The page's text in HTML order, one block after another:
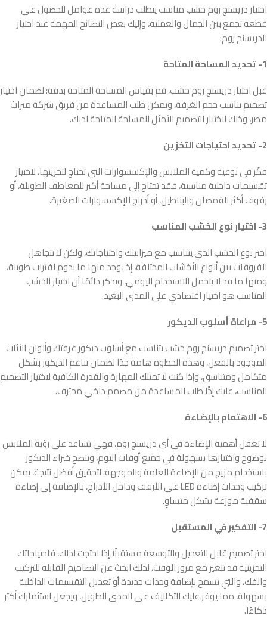
اختيار دريسنج روم خشب مناسب يتطلب دراسة عدة عوامل للحصول على
قطعة تجمع بين الجمال والعملية، وإليك بعض النصائح المهمة عند اختيار
الدريسنج روم:
1- تحديد المساحة المتاحة
قبل اختيار دريسنج روم خشب، قم بقياس المساحة المتاحة بدقة؛ لضمان اختيار
تصميم يناسب حجم الغرفة، ويمكن طلب المساعدة من فريق شركة ميراث
مصر، وذلك لاختيار التصميم الأمثل للمساحة المتاحة لديك.
2- تحديد احتياجات التخزين
فكّر في نوعية وكمية الملابس والإكسسوارات التي تحتاج لتخزينها، لاختيار
تقسيمات داخلية مناسبة، فقد تحتاج إلى مساحة أكبر للمعاطف الطويلة، أو
رفوف أكثر للقمصان والبناطيل، أو أدراج للإكسسوارات الصغيرة.
3- اختيار نوع الخشب المناسب
اختر نوع الخشب الذي يتناسب مع ميزانيتك واحتياجاتك، ولكن لا تتجاهل
الفروقات بين أنواع الأخشاب المختلفة، إذ يوجد منها ما يدوم لفترات طويلة،
ومنها ما قد لا يتحمل الاستخدام اليومي، وتذكر دائمًا أن اختيار الخشب
المناسب هو اختيار اقتصادي على المدى البعيد.
5- مراعاة أسلوب الديكور
اختر تصميم دريسنج روم خشب يتناسب مع أسلوب ديكور غرفتك وألوان الأثاث
الموجود بالفعل، وهذه الخطوة هامة جدًا لضمان تناغم الديكور بشكل
متكامل ومتناسق، وإذا كنت لا تمتلك المهارة والقدرة الكافية لاختيار التصميم
المناسب، عليك إذًا طلب المساعدة من مصمم داخلي محترف.
6- الاهتمام بالإضاءة
لا تغفل أهمية الإضاءة في أي دريسنج روم، فهي تساعد على رؤية الملابس
بوضوح واختيارها بسهولة في جميع أوقات اليوم، وينصح خبراء الديكور
باستخدام مزيج من الإضاءة العامة والموجهة؛ لتحقيق أفضل نتيجة، يمكن
تركيب وحدات إضاءة LED على الأرفف وداخل الأدراج، بالإضافة إلى إضاءة
سقفية موزعة بشكل متساوٍ.
7- التفكير في المستقبل
اختر تصميم قابل للتعديل والتوسعة مستقبلًا إذا احتجت لذلك، فاحتياجاتك
التخزينية قد تتغير مع مرور الوقت، لذلك ابحث عن التصاميم القابلة للتركيب
والفك، والتي تسمح بإضافة وحدات جديدة أو تعديل التقسيمات الداخلية
بسهولة، مما يوفر عليك التكاليف على المدى الطويل، ويجعل استثمارك أكثر
ذكاءًا.